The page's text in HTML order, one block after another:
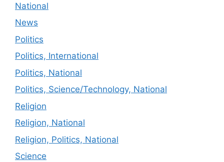
National
News
Politics
Politics, International
Politics, National
Politics, Science/Technology, National
Religion
Religion, National
Religion, Politics, National
Science